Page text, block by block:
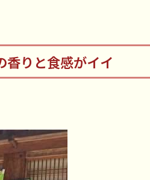
香りと食感がイイ